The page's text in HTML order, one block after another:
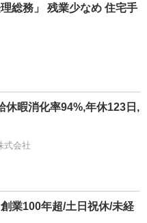
総務」 残業少なめ 住宅手
休暇消化率94%,年休123日,
式会社
業100年超/土日祝休/未経